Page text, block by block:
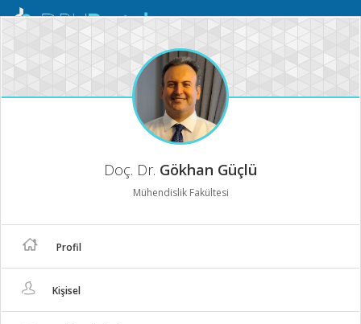
Mobil
Doç. Dr. Gökhan Güçlü
Mühendislik Fakültesi
Profil
Kişisel